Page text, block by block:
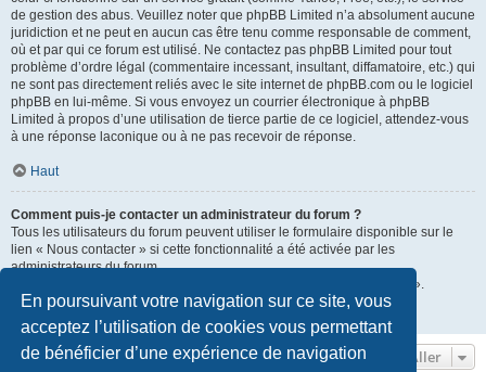
En poursuivant votre navigation sur ce site, vous
acceptez l’utilisation de cookies vous permettant
de bénéficier d’une expérience de navigation
de gestion des abus. Veuillez noter que phpBB Limited n’a absolument aucune
juridiction et ne peut en aucun cas être tenu comme responsable de comment,
où et par qui ce forum est utilisé. Ne contactez pas phpBB Limited pour tout
problème d’ordre légal (commentaire incessant, insultant, diffamatoire, etc.) qui
ne sont pas directement reliés avec le site internet de phpBB.com ou le logiciel
phpBB en lui-même. Si vous envoyez un courrier électronique à phpBB
Limited à propos d’une utilisation de tierce partie de ce logiciel, attendez-vous
à une réponse laconique ou à ne pas recevoir de réponse.
Haut
Comment puis-je contacter un administrateur du forum ?
Tous les utilisateurs du forum peuvent utiliser le formulaire disponible sur le
lien « Nous contacter » si cette fonctionnalité a été activée par les
administrateurs du forum.
Les membres du forum peuvent également utiliser le lien « L’équipe ».
Aller